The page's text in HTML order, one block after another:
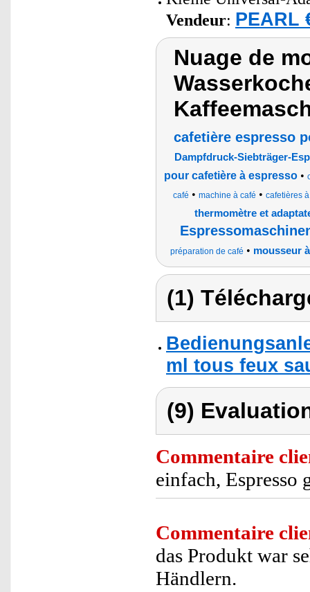
Vendeur: PEARL
Nuage de
cafetière espresso
Dampfdruck-Siebträger-
pour cafetière à espresso•
café • machine à café • cafetières
thermomètre et
préparation de café • mousseur
(1)
ml tous feux
(9)
Commentaire
einfach, Espresso
Commentaire
das Produkt war
Händlern.